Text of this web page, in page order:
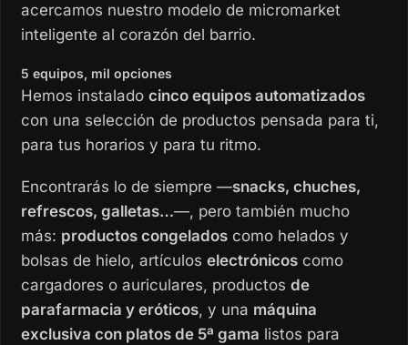
acercamos nuestro modelo de micromarket
inteligente al corazón del barrio.
5 equipos, mil opciones
Hemos instaladocinco equipos automatizados
con una selección de productos pensada para ti,
para tus horarios y para tu ritmo.
Encontrarás lo de siempre —snacks, chuches,
refrescos, galletas…—, pero también mucho
más: productos congelados como helados y
bolsas de hielo, artículoselectrónicos como
cargadores o auriculares, productosde
parafarmacia y eróticos, y una máquina
exclusiva con platos de 5ª gama listos para